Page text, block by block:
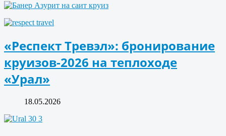
«Респект Тревэл»: бронирование
круизов-2026 на теплоходе
«Урал»
18.05.2026